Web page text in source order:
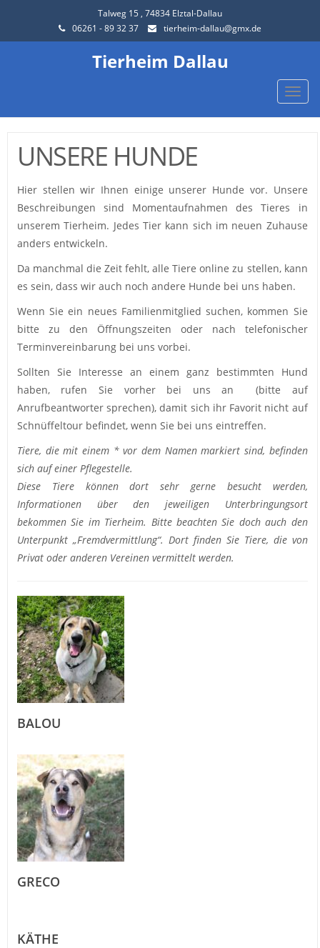
Talweg 15 , 74834 Elztal-Dallau
06261 - 89 32 37
tierheim-dallau@gmx.de
Tierheim Dallau
Toggle
UNSERE HUNDE
Hier stellen wir Ihnen einige unserer Hunde vor. Unsere
Beschreibungen sind Momentaufnahmen des Tieres in
unserem Tierheim. Jedes Tier kann sich im neuen Zuhause
anders entwickeln.
Da manchmal die Zeit fehlt, alle Tiere online zu stellen, kann
es sein, dass wir auch noch andere Hunde bei uns haben.
Wenn Sie ein neues Familienmitglied suchen, kommen Sie
bitte zu den Öffnungszeiten oder nach telefonischer
Terminvereinbarung bei uns vorbei.
Sollten Sie Interesse an einem ganz bestimmten Hund
haben, rufen Sie vorher bei uns an (bitte auf
Anrufbeantworter sprechen), damit sich ihr Favorit nicht auf
Schnüffeltour befindet, wenn Sie bei uns eintreffen.
Tiere, die mit einem * vor dem Namen markiert sind, befinden
sich auf einer Pflegestelle.
Diese Tiere können dort sehr gerne besucht werden,
Informationen über den jeweiligen Unterbringungsort
bekommen Sie im Tierheim. Bitte beachten Sie doch auch den
Unterpunkt „Fremdvermittlung“. Dort finden Sie Tiere, die von
Privat oder anderen Vereinen vermittelt werden.
BALOU
GRECO
KÄTHE